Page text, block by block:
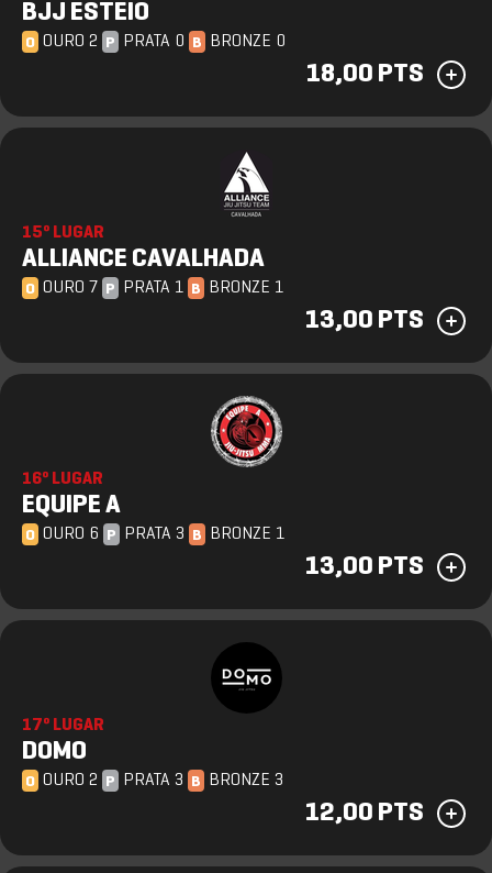
BJJ ESTEIO
O OURO 2 P PRATA 0 B BRONZE 0
18,00 PTS
15º LUGAR
ALLIANCE CAVALHADA
O OURO 7 P PRATA 1 B BRONZE 1
13,00 PTS
16º LUGAR
EQUIPE A
O OURO 6 P PRATA 3 B BRONZE 1
13,00 PTS
17º LUGAR
DOMO
O OURO 2 P PRATA 3 B BRONZE 3
12,00 PTS